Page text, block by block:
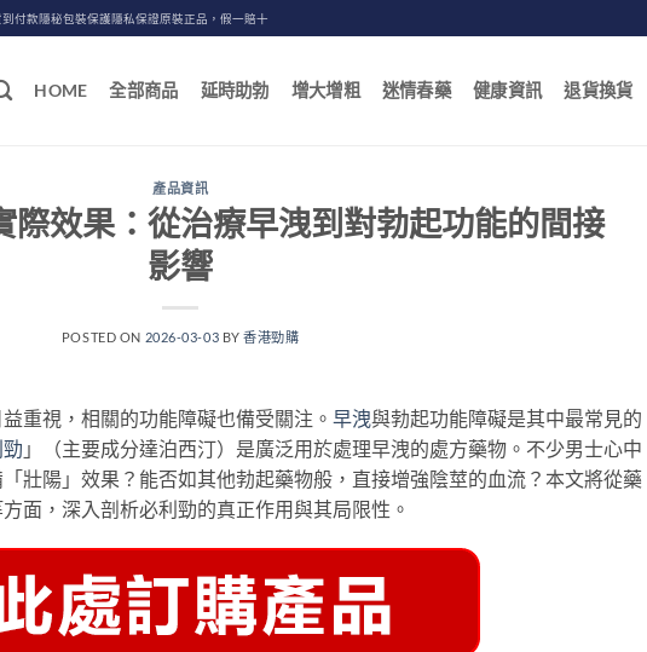
付款隱秘包裝保護隱私保證原裝正品，假一賠十
HOME 全部商品 延時助勃 增大增粗 迷情春藥 健康資訊 退貨換貨
產品資訊
際效果：從治療早洩到對勃起功能的間接
影響
POSTED ON 2026-03-03 BY香港勁購
重視，相關的功能障礙也備受關注。 早洩與勃起功能障礙是其中最常見的
」（主要成分達泊西汀）是廣泛用於處理早洩的處方藥物。不少男士心中
壯陽」效果？能否如其他勃起藥物般，直接增強陰莖的血流？本文將從藥
面，深入剖析必利勁的真正作用與其局限性。